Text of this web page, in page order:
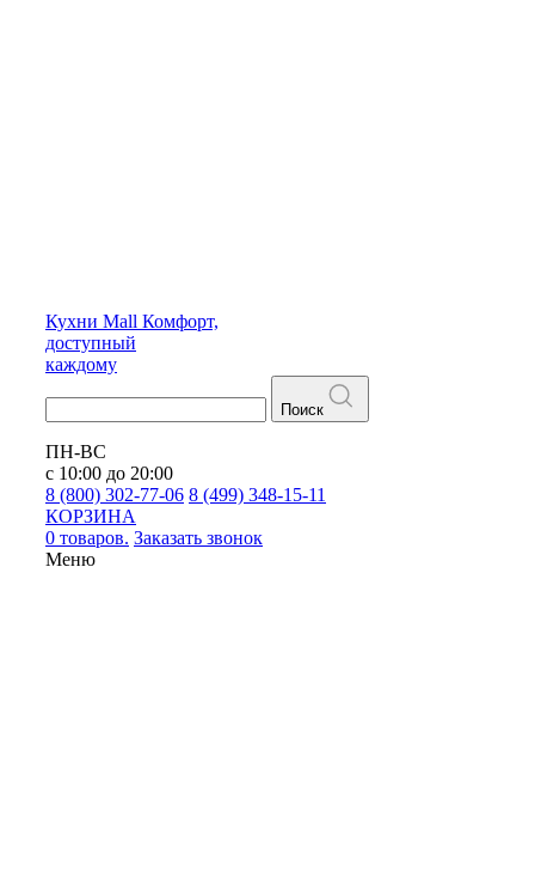
Кухни Mall Комфорт,
доступный
каждому
Поиск
ПН-ВС
с 10:00 до 20:00
8 (800) 302-77-06 8 (499) 348-15-11
КОРЗИНА
0 товаров. Заказать звонок
Меню